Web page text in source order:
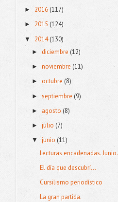
► 2016(117)
► 2015 (124)
▼ 2014(130)
► diciembre (12)
►noviembre(11)
►octubre (8)
► septiembre (9)
► agosto(8)
►julio(7)
▼junio(11)
Lecturas encadenadas. Junio.
El día que descubrí...
Cursilismo periodístico
La gran partida.